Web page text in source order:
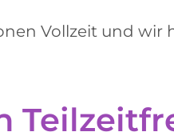
Vollzeit und wir